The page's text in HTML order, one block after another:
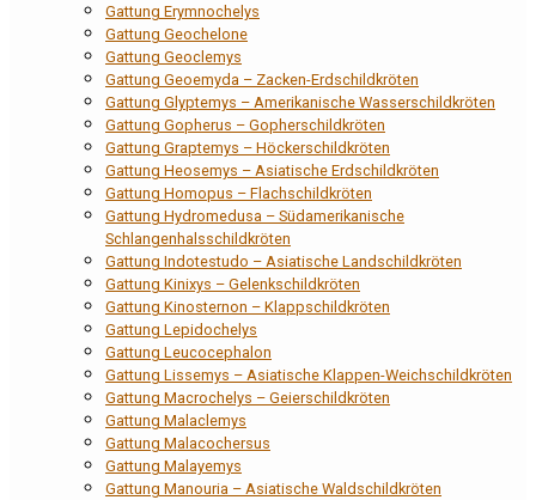
Gattung Erymnochelys
Gattung Geochelone
Gattung Geoclemys
Gattung Geoemyda – Zacken-Erdschildkröten
Gattung Glyptemys – Amerikanische Wasserschildkröten
Gattung Gopherus – Gopherschildkröten
Gattung Graptemys – Höckerschildkröten
Gattung Heosemys – Asiatische Erdschildkröten
Gattung Homopus – Flachschildkröten
Gattung Hydromedusa – Südamerikanische
Schlangenhalsschildkröten
Gattung Indotestudo – Asiatische Landschildkröten
Gattung Kinixys – Gelenkschildkröten
Gattung Kinosternon – Klappschildkröten
Gattung Lepidochelys
Gattung Leucocephalon
Gattung Lissemys – Asiatische Klappen-Weichschildkröten
Gattung Macrochelys – Geierschildkröten
Gattung Malaclemys
Gattung Malacochersus
Gattung Malayemys
Gattung Manouria – Asiatische Waldschildkröten